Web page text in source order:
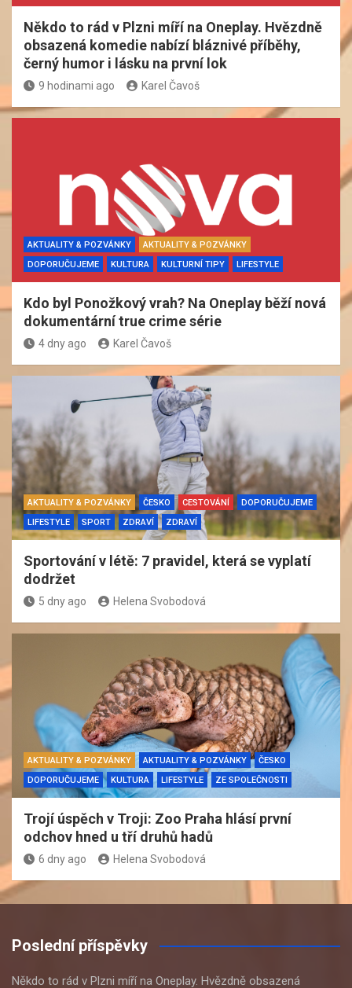
Někdo to rád v Plzni míří na Oneplay. Hvězdně
obsazená komedie nabízí bláznivé příběhy,
černý humor i lásku na první lok
9 hodinami ago Karel Čavoš
AKTUALITY & POZVÁNKY
AKTUALITY & POZVÁNKY
DOPORUČUJEME
KULTURA KULTURNÍ TIPY LIFESTYLE
Kdo byl Ponožkový vrah? Na Oneplay běží nová
dokumentární true crime série
4 dny ago Karel Čavoš
AKTUALITY & POZVÁNKY ČESKO CESTOVÁNÍ
DOPORUČUJEME
LIFESTYLE
SPORT ZDRAVÍ ZDRAVÍ
Sportování v létě: 7 pravidel, která se vyplatí
dodržet
5 dny ago Helena Svobodová
AKTUALITY & POZVÁNKY AKTUALITY & POZVÁNKY
ČESKO
DOPORUČUJEME
KULTURA LIFESTYLE ZE SPOLEČNOSTI
Trojí úspěch v Troji: Zoo Praha hlásí první
odchov hned u tří druhů hadů
6 dny ago Helena Svobodová
Poslední příspěvky
Někdo to rád v Plzni míří na Oneplay. Hvězdně obsazená